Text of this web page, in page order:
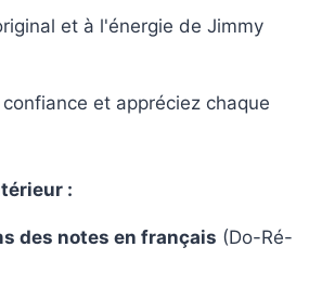
et à l'énergie de Jimmy
et appréciez chaque
:
des notes en français (Do-Ré-